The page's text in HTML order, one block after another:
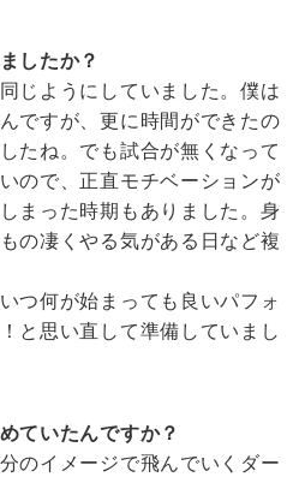
したか？
じようにしていました。僕は
ですが、更に時間ができたの
たね。でも試合が無くなって
ので、正直モチベーションが
まった時期もありました。身
の凄くやる気がある日など複
つ何が始まっても良いパフォ
と思い直して準備していまし
ていたんですか？
のイメージで飛んでいくダー